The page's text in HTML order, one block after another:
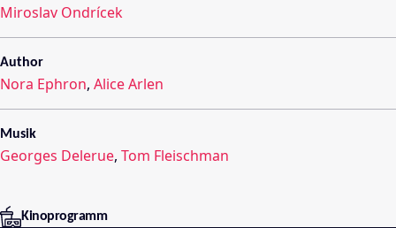
Miroslav Ondrícek
Author
Nora Ephron, Alice Arlen
Musik
Georges Delerue, Tom Fleischman
Kinoprogramm